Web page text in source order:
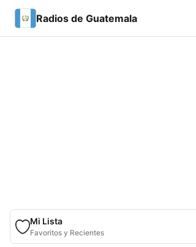
Radios de Guatemala
Mi Lista
Favoritos y Recientes